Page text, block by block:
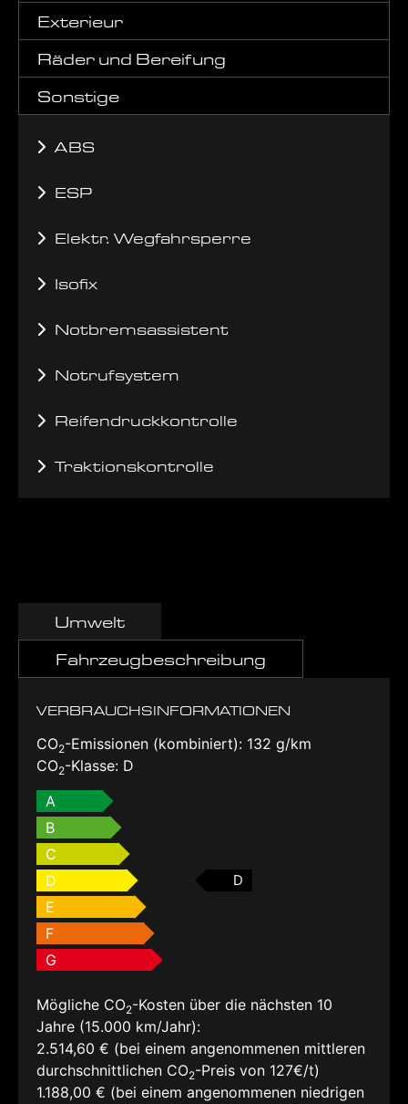
Exterieur
Räder und Bereifung
Sonstige
ABS
ESP
Elektr. Wegfahrsperre
Isofix
Notbremsassistent
Notrufsystem
Reifendruckkontrolle
Traktionskontrolle
Umwelt
Fahrzeugbeschreibung
VERBRAUCHSINFORMATIONEN
CO2-Emissionen (kombiniert): 132 g/km
CO2-Klasse: D
A
B
C
D
D
E
F
G
Mögliche CO2-Kosten über die nächsten 10
Jahre (15.000 km/Jahr):
2.514,60 € (bei einem angenommenen mittleren
durchschnittlichen CO2-Preis von 127€/t)
1.188,00 € (bei einem angenommenen niedrigen